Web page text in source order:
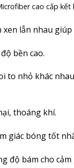
cao cấp
lẫn nhau
bền cao.
nhỏ khác
thoáng khí.
giác bóng tốt
độ bám cho